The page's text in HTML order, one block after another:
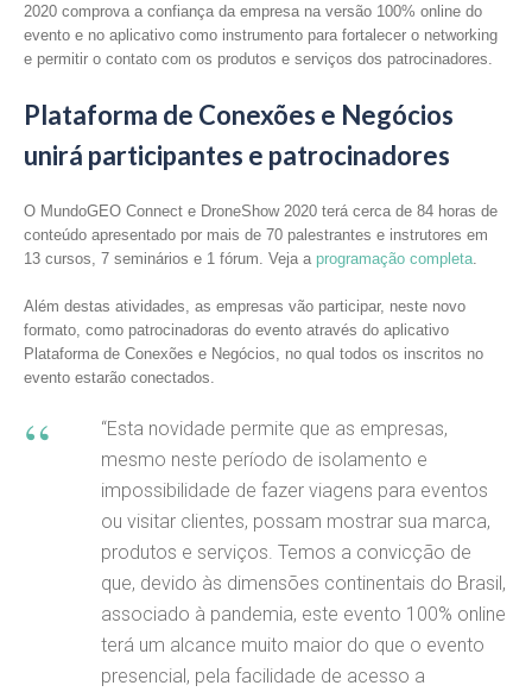
2020 comprova a confiança da empresa na versão 100% online do
evento e no aplicativo como instrumento para fortalecer o networking
e permitir o contato com os produtos e serviços dos patrocinadores.
Plataforma de Conexões e Negócios
unirá participantes e patrocinadores
O MundoGEO Connect e DroneShow 2020 terá cerca de 84 horas de
conteúdo apresentado por mais de 70 palestrantes e instrutores em
13 cursos, 7 seminários e 1 fórum. Veja a programação completa
Além destas atividades, as empresas vão participar, neste novo
formato, como patrocinadoras do evento através do aplicativo
Plataforma de Conexões e Negócios, no qual todos os inscritos no
evento estarão conectados.
“Esta novidade permite que as empresas,
mesmo neste período de isolamento e
impossibilidade de fazer viagens para eventos
ou visitar clientes, possam mostrar sua marca,
produtos e serviços. Temos a convicção de
que, devido às dimensões continentais do Brasil,
associado à pandemia, este evento 100% online
terá um alcance muito maior do que o evento
presencial, pela facilidade de acesso a